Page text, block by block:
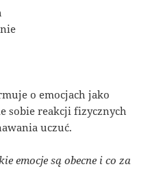
o emocjach jako
sobie reakcji fizycznych
uczuć.
emocje są obecne i co za